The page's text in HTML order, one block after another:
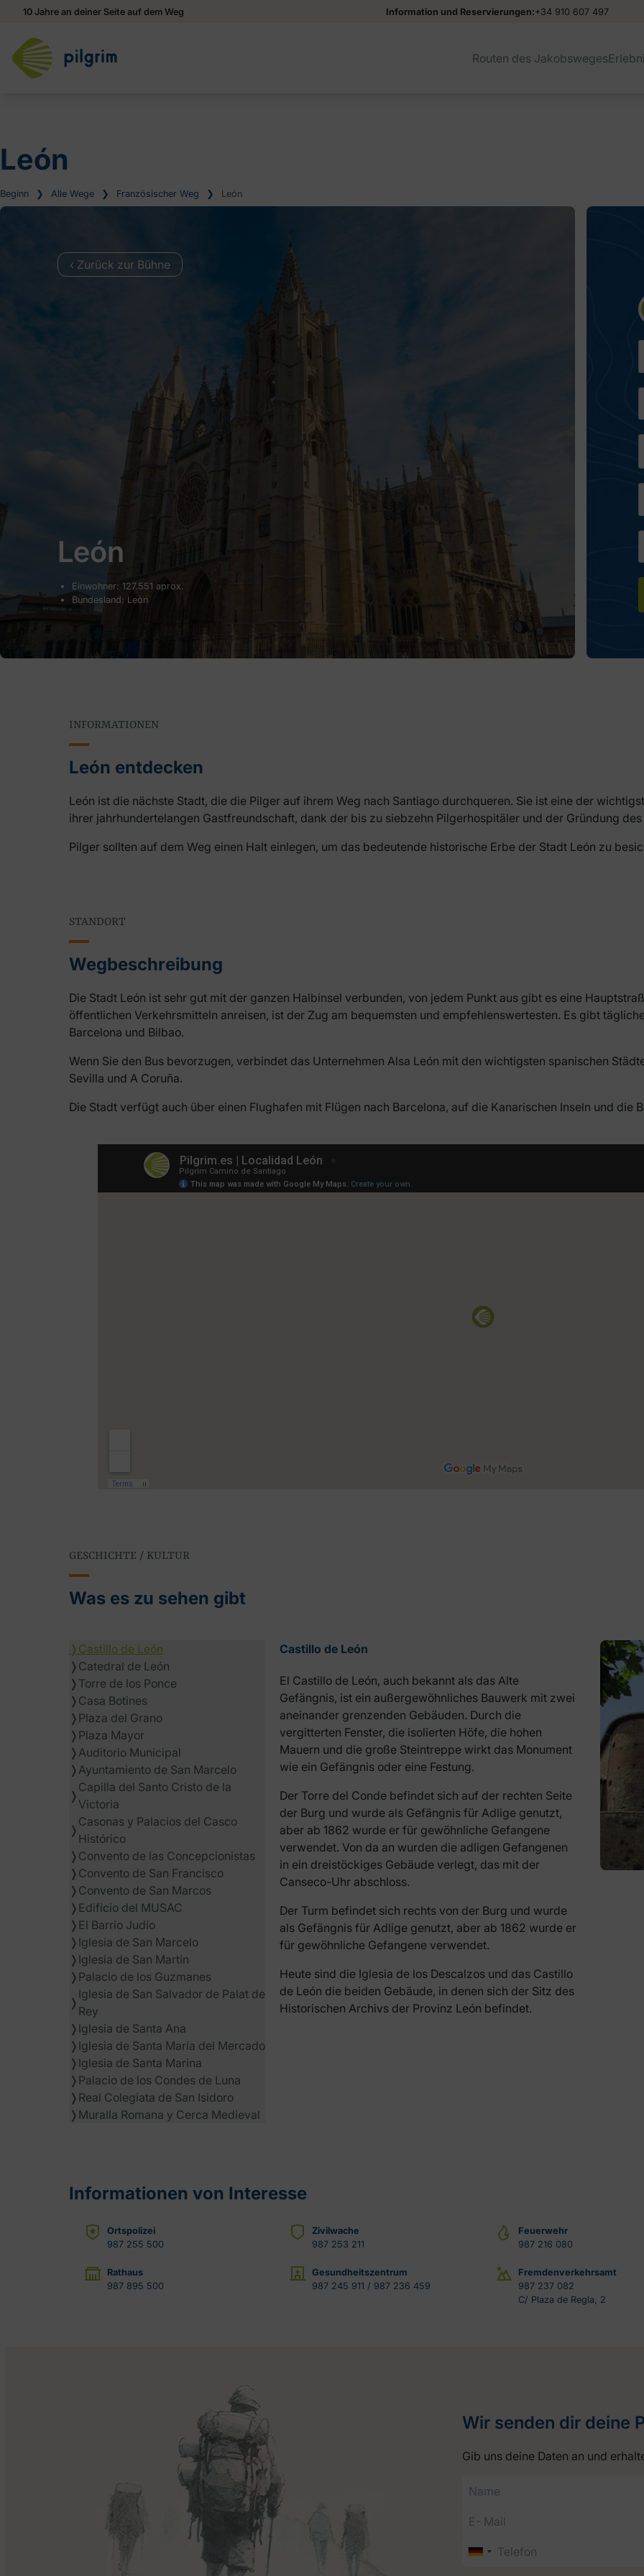
10 Jahre an deiner Seite auf dem Weg Information und Reservierungen:+34 910 607 497
Routen des Jakobsweges
León
Beginn ❯ Alle Wege ❯ Französischer Weg ❯ León
‹ Zurück zur Bühne
León
Einwohner: 127.551 aprox.
Bundesland: León
INFORMATIONEN
León entdecken
León ist die nächste Stadt, die die Pilger auf ihrem Weg nach Santiago durchqueren. Sie ist eine der
ihrer jahrhundertelangen Gastfreundschaft, dank der bis zu siebzehn Pilgerhospitäler und der Gründung
Pilger sollten auf dem Weg einen Halt einlegen, um das bedeutende historische Erbe der Stadt León zu
STANDORT
Wegbeschreibung
Die Stadt León ist sehr gut mit der ganzen Halbinsel verbunden, von jedem Punkt aus gibt es eine
öffentlichen Verkehrsmitteln anreisen, ist der Zug am bequemsten und empfehlenswertesten. Es gibt
Barcelona und Bilbao.
Wenn Sie den Bus bevorzugen, verbindet das Unternehmen Alsa León mit den wichtigsten spanischen
Sevilla und A Coruña.
Die Stadt verfügt auch über einen Flughafen mit Flügen nach Barcelona, auf die Kanarischen Inseln und die
GESCHICHTE / KULTUR
Was es zu sehen gibt
❭ Castillo de León
❭ Catedral de León
❭ Torre de los Ponce
❭ Casa Botines
❭ Plaza del Grano
❭ Plaza Mayor
❭ Auditorio Municipal
❭ Ayuntamiento de San Marcelo
❭
Capilla del Santo Cristo de la
Victoria
❭
Casonas y Palacios del Casco
Histórico
❭ Convento de las Concepcionistas
❭ Convento de San Francisco
❭ Convento de San Marcos
❭ Edificio del MUSAC
❭ El Barrio Judío
❭ Iglesia de San Marcelo
❭ Iglesia de San Martín
❭ Palacio de los Guzmanes
❭
Iglesia de San Salvador de Palat de
Rey
❭ Iglesia de Santa Ana
❭ Iglesia de Santa María del Mercado
❭ Iglesia de Santa Marina
❭ Palacio de los Condes de Luna
❭ Real Colegiata de San Isidoro
❭ Muralla Romana y Cerca Medieval
Castillo de León
El Castillo de León, auch bekannt als das Alte
Gefängnis, ist ein außergewöhnliches Bauwerk mit zwei
aneinander grenzenden Gebäuden. Durch die
vergitterten Fenster, die isolierten Höfe, die hohen
Mauern und die große Steintreppe wirkt das Monument
wie ein Gefängnis oder eine Festung.
Der Torre del Conde befindet sich auf der rechten Seite
der Burg und wurde als Gefängnis für Adlige genutzt,
aber ab 1862 wurde er für gewöhnliche Gefangene
verwendet. Von da an wurden die adligen Gefangenen
in ein dreistöckiges Gebäude verlegt, das mit der
Canseco-Uhr abschloss.
Der Turm befindet sich rechts von der Burg und wurde
als Gefängnis für Adlige genutzt, aber ab 1862 wurde er
für gewöhnliche Gefangene verwendet.
Heute sind die Iglesia de los Descalzos und das Castillo
de León die beiden Gebäude, in denen sich der Sitz des
Historischen Archivs der Provinz León befindet.
Informationen von Interesse
Ortspolizei
987 255 500
Zivilwache
987 253 211
Feuerwehr
987 216 080
Rathaus
987 895 500
Gesundheitszentrum
987 245 911 / 987 236 459
Fremdenverkehrsamt
987 237 082
C/ Plaza de Regla, 2
Wir senden dir deine
Gib uns deine Daten an und